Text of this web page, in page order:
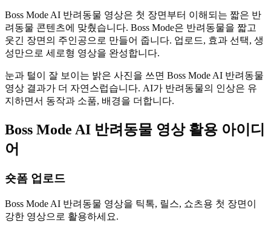
Boss Mode AI 반려동물 영상은 첫 장면부터 이해되는 짧은 반
려동물 콘텐츠에 맞췄습니다. Boss Mode은 반려동물을 짧고
웃긴 장면의 주인공으로 만들어 줍니다. 업로드, 효과 선택, 생
성만으로 세로형 영상을 완성합니다.
눈과 털이 잘 보이는 밝은 사진을 쓰면 Boss Mode AI 반려동물
영상 결과가 더 자연스럽습니다. AI가 반려동물의 인상은 유
지하면서 동작과 소품, 배경을 더합니다.
Boss Mode AI 반려동물 영상 활용 아이디
어
숏폼 업로드
Boss Mode AI 반려동물 영상을 틱톡, 릴스, 쇼츠용 첫 장면이
강한 영상으로 활용하세요.